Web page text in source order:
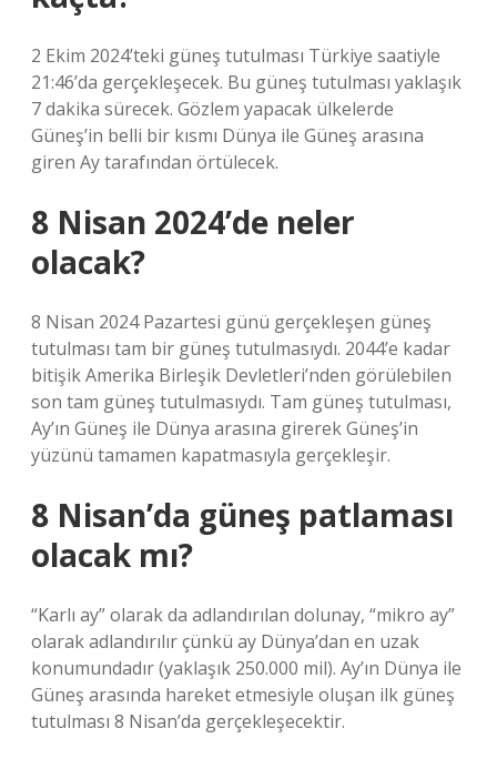
2 Ekim 2024’teki güneş tutulması Türkiye saatiyle
21:46’da gerçekleşecek. Bu güneş tutulması yaklaşık
7 dakika sürecek. Gözlem yapacak ülkelerde
Güneş’in belli bir kısmı Dünya ile Güneş arasına
giren Ay tarafından örtülecek.
8 Nisan 2024’de neler
olacak?
8 Nisan 2024 Pazartesi günü gerçekleşen güneş
tutulması tam bir güneş tutulmasıydı. 2044’e kadar
bitişik Amerika Birleşik Devletleri’nden görülebilen
son tam güneş tutulmasıydı. Tam güneş tutulması,
Ay’ın Güneş ile Dünya arasına girerek Güneş’in
yüzünü tamamen kapatmasıyla gerçekleşir.
8 Nisan’da güneş patlaması
olacak mı?
“Karlı ay” olarak da adlandırılan dolunay, “mikro ay”
olarak adlandırılır çünkü ay Dünya’dan en uzak
konumundadır (yaklaşık 250.000 mil). Ay’ın Dünya ile
Güneş arasında hareket etmesiyle oluşan ilk güneş
tutulması 8 Nisan’da gerçekleşecektir.